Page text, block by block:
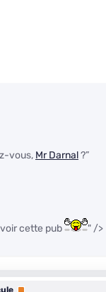
vous, Mr Darnal?”
cette pub " />
Premium